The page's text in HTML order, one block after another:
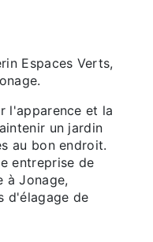
Espaces Verts,
l'apparence et la
un jardin
au bon endroit.
entreprise de
à Jonage,
d'élagage de